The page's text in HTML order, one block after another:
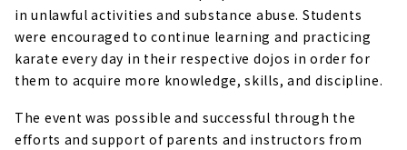
in unlawful activities and substance abuse. Students
were encouraged to continue learning and practicing
karate every day in their respective dojos in order for
them to acquire more knowledge, skills, and discipline.
The event was possible and successful through the
efforts and support of parents and instructors from